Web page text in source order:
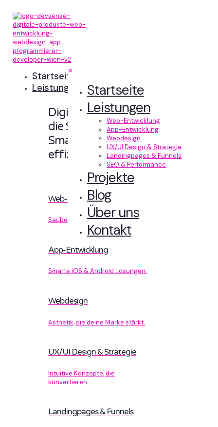
✕
Startseite
Leistungen
Web-Entwicklung
App-Entwicklung
Webdesign
UX/UI Design & Strategie
Landingpages & Funnels
SEO & Performance
Projekte
Blog
Über uns
Kontakt
Startseite
Leistungen
Digitale Erlebnisse,
die Sinn machen.
Smart designt und
effizient entwickelt.
Web-Entwicklung
Sauberer Code, der performt.
App-Entwicklung
Smarte iOS & Android Lösungen.
Webdesign
Ästhetik, die deine Marke stärkt.
UX/UI Design & Strategie
Intuitive Konzepte, die
konvertieren.
Landingpages & Funnels